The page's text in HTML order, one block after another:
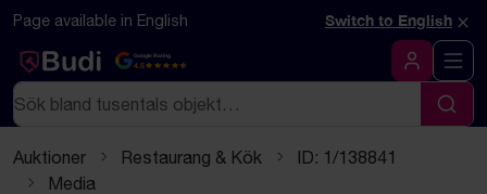
Hoppa till innehåll
Page available in English Switch to English ×
Google Rating
4.5
Logga in
Sök
Sök
Auktioner Restaurang & Kök
ID: 1/138841
Media